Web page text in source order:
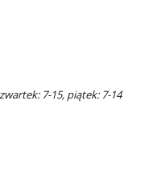
7-15, piątek: 7-14